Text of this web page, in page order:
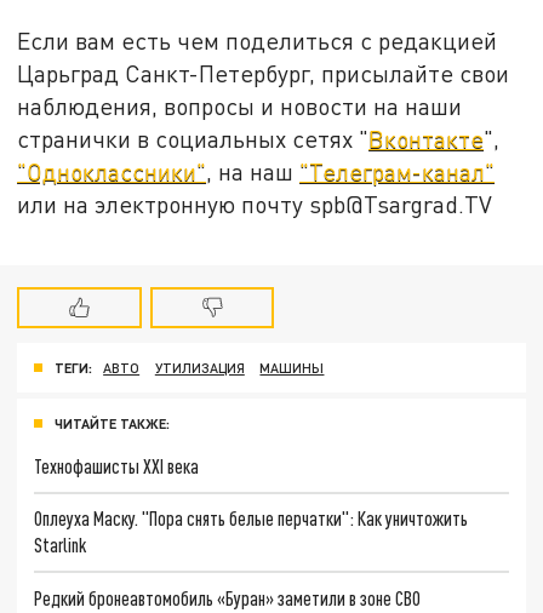
Если вам есть чем поделиться с редакцией
Царьград Санкт-Петербург, присылайте свои
наблюдения, вопросы и новости на наши
странички в социальных сетях "Вконтакте",
"Одноклассники", на наш "Телеграм-канал"
или на электронную почту spb@Tsargrad.TV
ТЕГИ: АВТО УТИЛИЗАЦИЯ МАШИНЫ
ЧИТАЙТЕ ТАКЖЕ:
Технофашисты XXI века
Оплеуха Маску. "Пора снять белые перчатки": Как уничтожить
Starlink
Редкий бронеавтомобиль «Буран» заметили в зоне СВО